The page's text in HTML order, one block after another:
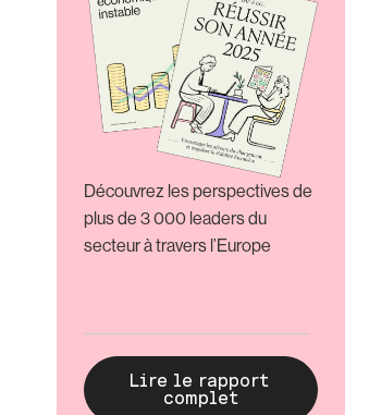
Découvrez les perspectives de
plus de 3 000 leaders du
secteur à travers l’Europe